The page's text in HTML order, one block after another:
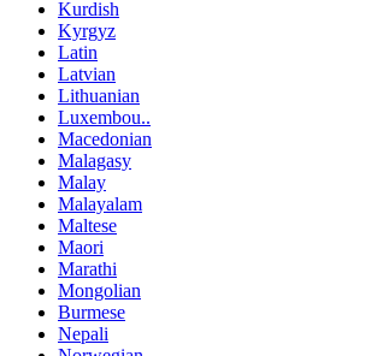
Kurdish
Kyrgyz
Latin
Latvian
Lithuanian
Luxembou..
Macedonian
Malagasy
Malay
Malayalam
Maltese
Maori
Marathi
Mongolian
Burmese
Nepali